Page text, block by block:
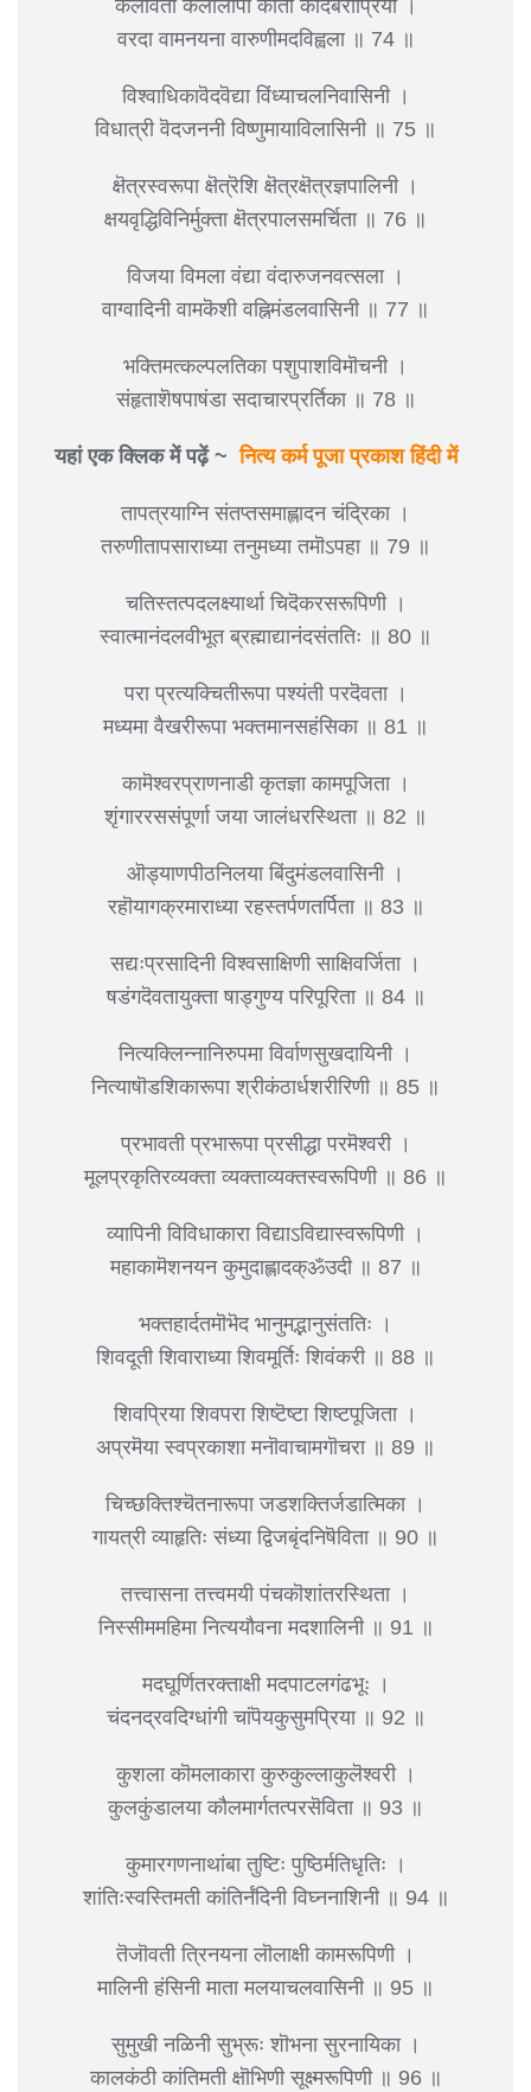
कलावती कलालापा कांता कादंबरीप्रिया ।
वरदा वामनयना वारुणीमदविह्वला ॥ 74 ॥
विश्वाधिकावॆदवॆद्या विंध्याचलनिवासिनी ।
विधात्री वॆदजननी विष्णुमायाविलासिनी ॥ 75 ॥
क्षॆत्रस्वरूपा क्षॆत्रॆशि क्षॆत्रक्षॆत्रज्ञपालिनी ।
क्षयवृद्धिविनिर्मुक्ता क्षॆत्रपालसमर्चिता ॥ 76 ॥
विजया विमला वंद्या वंदारुजनवत्सला ।
वाग्वादिनी वामकॆशी वह्निमंडलवासिनी ॥ 77 ॥
भक्तिमत्कल्पलतिका पशुपाशविमॊचनी ।
संहृताशॆषपाषंडा सदाचारप्रर्तिका ॥ 78 ॥
यहां एक क्लिक में पढ़ें ~ नित्य कर्म पूजा प्रकाश हिंदी में
तापत्रयाग्नि संतप्तसमाह्लादन चंद्रिका ।
तरुणीतापसाराध्या तनुमध्या तमॊऽपहा ॥ 79 ॥
चतिस्तत्पदलक्ष्यार्था चिदॆकरसरूपिणी ।
स्वात्मानंदलवीभूत ब्रह्माद्यानंदसंततिः ॥ 80 ॥
परा प्रत्यक्चितीरूपा पश्यंती परदॆवता ।
मध्यमा वैखरीरूपा भक्तमानसहंसिका ॥ 81 ॥
कामॆश्वरप्राणनाडी कृतज्ञा कामपूजिता ।
शृंगाररससंपूर्णा जया जालंधरस्थिता ॥ 82 ॥
ऒड्याणपीठनिलया बिंदुमंडलवासिनी ।
रहॊयागक्रमाराध्या रहस्तर्पणतर्पिता ॥ 83 ॥
सद्यःप्रसादिनी विश्वसाक्षिणी साक्षिवर्जिता ।
षडंगदॆवतायुक्ता षाड्गुण्य परिपूरिता ॥ 84 ॥
नित्यक्लिन्नानिरुपमा विर्वाणसुखदायिनी ।
नित्याषॊडशिकारूपा श्रीकंठार्धशरीरिणी ॥ 85 ॥
प्रभावती प्रभारूपा प्रसीद्धा परमॆश्वरी ।
मूलप्रकृतिरव्यक्ता व्यक्ताव्यक्तस्वरूपिणी ॥ 86 ॥
व्यापिनी विविधाकारा विद्याऽविद्यास्वरूपिणी ।
महाकामॆशनयन कुमुदाह्लादक्ॐउदी ॥ 87 ॥
भक्तहार्दतमॊभॆद भानुमद्भानुसंततिः ।
शिवदूती शिवाराध्या शिवमूर्तिः शिवंकरी ॥ 88 ॥
शिवप्रिया शिवपरा शिष्टॆष्टा शिष्टपूजिता ।
अप्रमॆया स्वप्रकाशा मनॊवाचामगॊचरा ॥ 89 ॥
चिच्छक्तिश्चॆतनारूपा जडशक्तिर्जडात्मिका ।
गायत्री व्याहृतिः संध्या द्विजबृंदनिषॆविता ॥ 90 ॥
तत्त्वासना तत्त्वमयी पंचकॊशांतरस्थिता ।
निस्सीममहिमा नित्ययौवना मदशालिनी ॥ 91 ॥
मदघूर्णितरक्ताक्षी मदपाटलगंढभूः ।
चंदनद्रवदिग्धांगी चांपॆयकुसुमप्रिया ॥ 92 ॥
कुशला कॊमलाकारा कुरुकुल्लाकुलॆश्वरी ।
कुलकुंडालया कौलमार्गतत्परसॆविता ॥ 93 ॥
कुमारगणनाथांबा तुष्टिः पुष्ठिर्मतिधृतिः ।
शांतिःस्वस्तिमती कांतिर्नंदिनी विघ्ननाशिनी ॥ 94 ॥
तॆजॊवती त्रिनयना लॊलाक्षी कामरूपिणी ।
मालिनी हंसिनी माता मलयाचलवासिनी ॥ 95 ॥
सुमुखी नळिनी सुभ्रूः शॊभना सुरनायिका ।
कालकंठी कांतिमती क्षॊभिणी सूक्ष्मरूपिणी ॥ 96 ॥